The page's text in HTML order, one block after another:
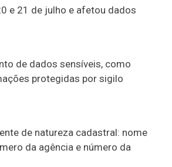
e 21 de julho e afetou dados
de dados sensíveis, como
protegidas por sigilo
de natureza cadastral: nome
da agência e número da